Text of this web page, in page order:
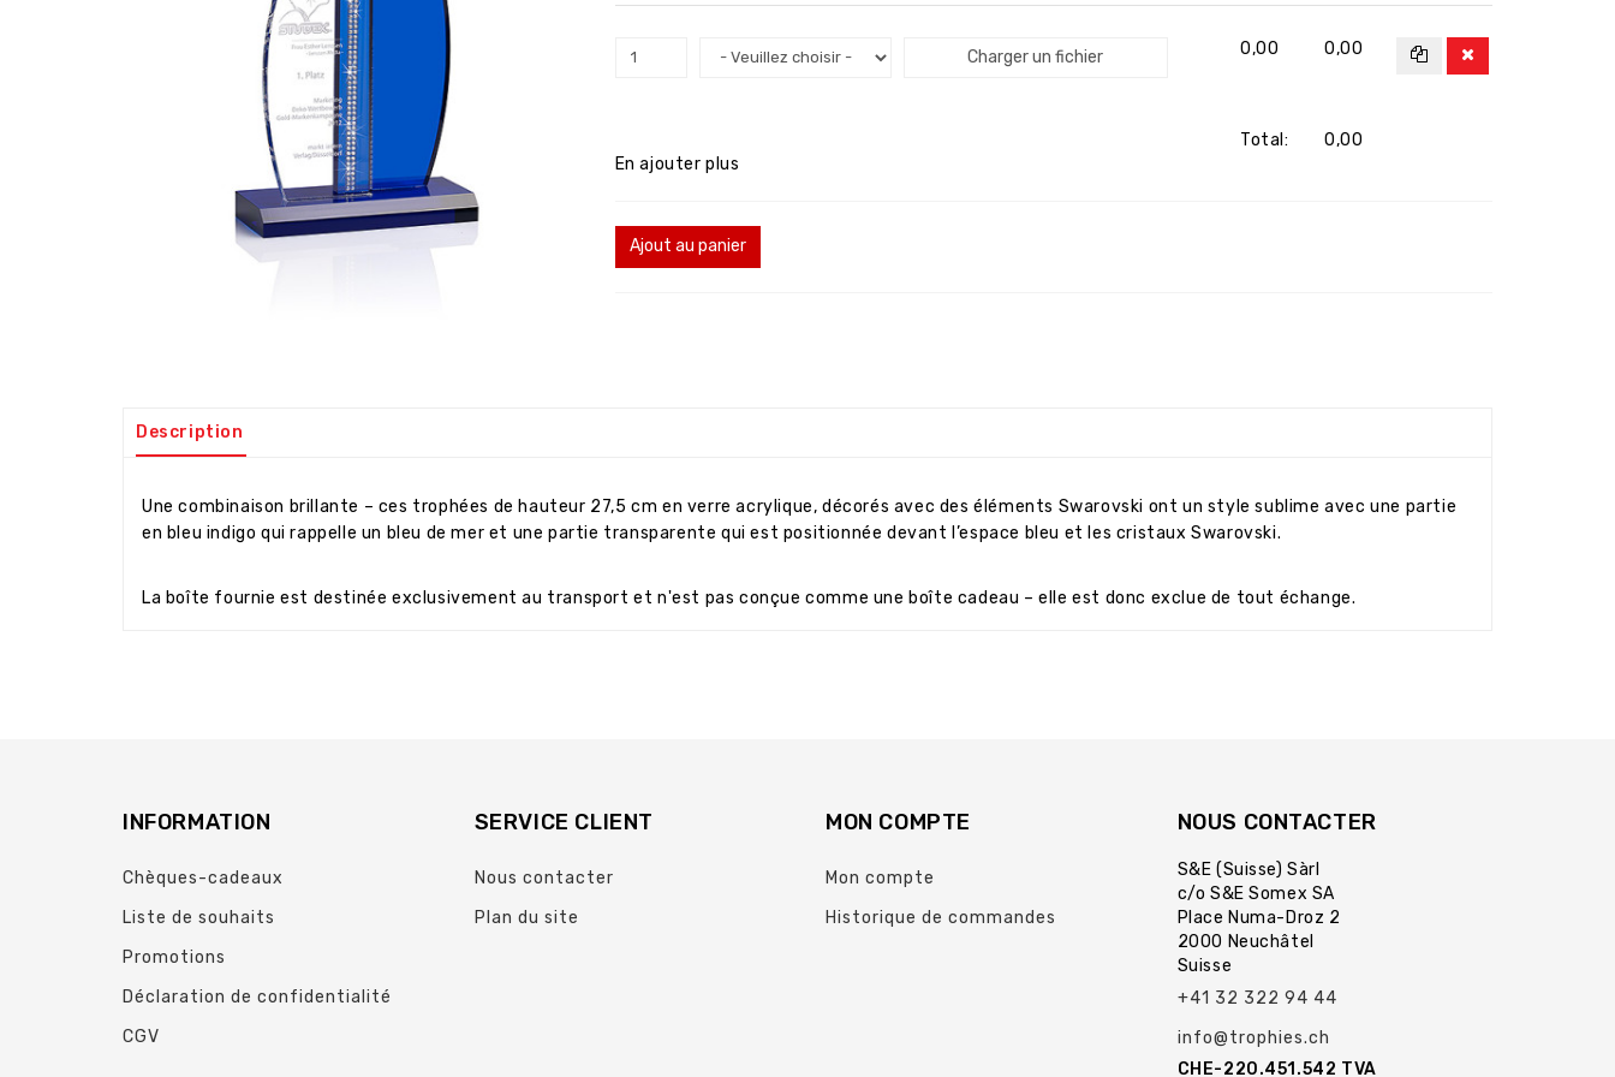
Charger un fichier 0,00 0,00
Total:
0,00
En ajouter plus
Ajout au panier
Description
Une combinaison brillante – ces trophées de hauteur 27,5 cm en verre acrylique, décorés avec des éléments Swarovski ont un style sublime avec une partie
en bleu indigo qui rappelle un bleu de mer et une partie transparente qui est positionnée devant l’espace bleu et les cristaux Swarovski.
La boîte fournie est destinée exclusivement au transport et n'est pas conçue comme une boîte cadeau – elle est donc exclue de tout échange.
INFORMATION
Chèques-cadeaux
Liste de souhaits
Promotions
Déclaration de confidentialité
CGV
SERVICE CLIENT
Nous contacter
Plan du site
MON COMPTE
Mon compte
Historique de commandes
NOUS CONTACTER
S&E (Suisse) Sàrl
c/o S&E Somex SA
Place Numa-Droz 2
2000 Neuchâtel
Suisse
+41 32 322 94 44
info@trophies.ch
CHE-220.451.542 TVA